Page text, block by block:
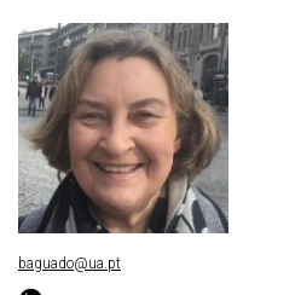
baguado@ua.pt